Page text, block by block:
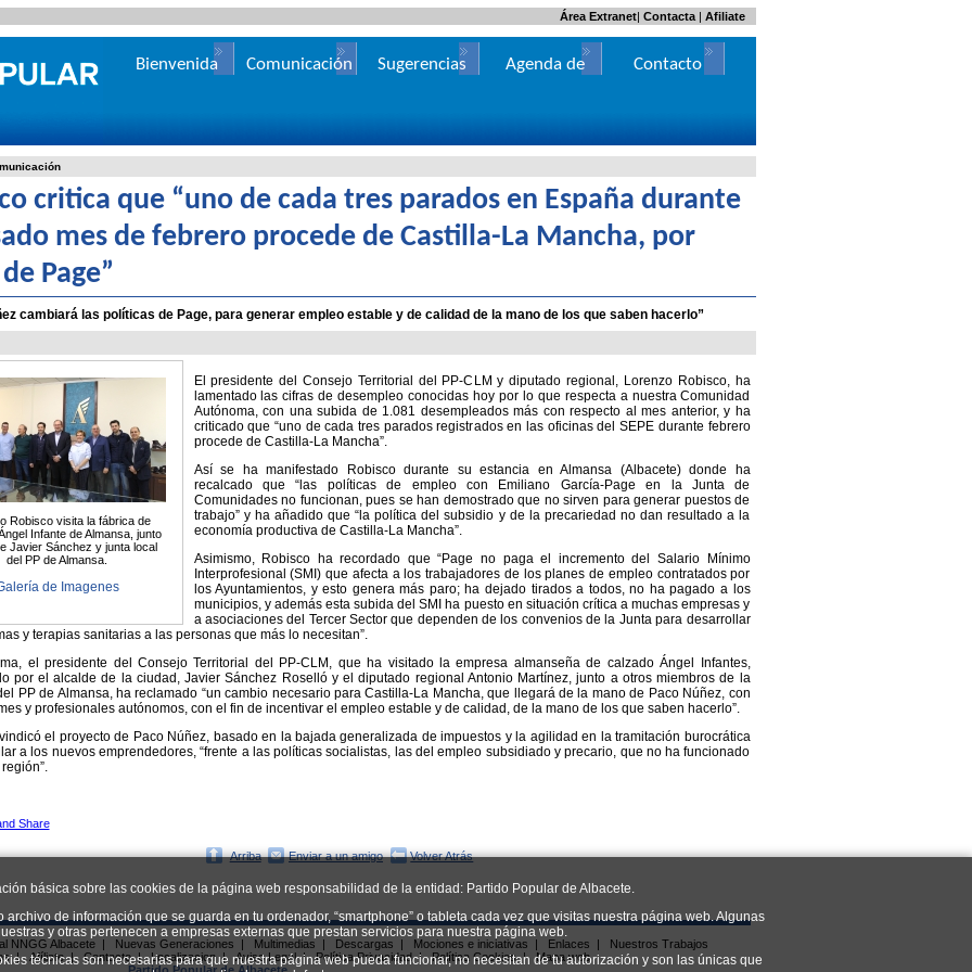
básica sobre las cookies de la página web responsabilidad de la entidad: Partido Popular de Albacete.
de información que se guarda en tu ordenador, “smartphone” o tableta cada vez que visitas nuestra página web. Algunas
y otras pertenecen a empresas externas que prestan servicios para nuestra página web.
técnicas son necesarias para que nuestra página web pueda funcionar, no necesitan de tu autorización y son las únicas que
critica que “uno de cada tres parados en España durante
mes de febrero procede de Castilla-La Mancha, por
Page”
cambiará las políticas de Page, para generar empleo estable y de calidad de la mano de los que saben hacerlo”
Robisco visita la fábrica de
Infante de Almansa, junto
Javier Sánchez y junta local
del PP de Almansa.
de Imagenes
El presidente del Consejo Territorial del PP-CLM y diputado regional, Lorenzo Robisco, ha
lamentado las cifras de desempleo conocidas hoy por lo que respecta a nuestra Comunidad
Autónoma, con una subida de 1.081 desempleados más con respecto al mes anterior, y ha
criticado que “uno de cada tres parados registrados en las oficinas del SEPE durante febrero
procede de Castilla-La Mancha”.
Así se ha manifestado Robisco durante su estancia en Almansa (Albacete) donde ha
recalcado que “las políticas de empleo con Emiliano García-Page en la Junta de
Comunidades no funcionan, pues se han demostrado que no sirven para generar puestos de
trabajo” y ha añadido que “la política del subsidio y de la precariedad no dan resultado a la
economía productiva de Castilla-La Mancha”.
Asimismo, Robisco ha recordado que “Page no paga el incremento del Salario Mínimo
Interprofesional (SMI) que afecta a los trabajadores de los planes de empleo contratados por
los Ayuntamientos, y esto genera más paro; ha dejado tirados a todos, no ha pagado a los
municipios, y además esta subida del SMI ha puesto en situación crítica a muchas empresas y
a asociaciones del Tercer Sector que dependen de los convenios de la Junta para desarrollar
y terapias sanitarias a las personas que más lo necesitan”.
el presidente del Consejo Territorial del PP-CLM, que ha visitado la empresa almanseña de calzado Ángel Infantes,
por el alcalde de la ciudad, Javier Sánchez Roselló y el diputado regional Antonio Martínez, junto a otros miembros de la
PP de Almansa, ha reclamado “un cambio necesario para Castilla-La Mancha, que llegará de la mano de Paco Núñez, con
y profesionales autónomos, con el fin de incentivar el empleo estable y de calidad, de la mano de los que saben hacerlo”.
el proyecto de Paco Núñez, basado en la bajada generalizada de impuestos y la agilidad en la tramitación burocrática
a los nuevos emprendedores, “frente a las políticas socialistas, las del empleo subsidiado y precario, que no ha funcionado
Arriba Enviar a un amigo Volver Atrás
| Contacta| Afiliate
Área Extranet
Bienvenida Comunicación Sugerencias
Agenda de
Contacto
NNGG Albacete | Nuevas Generaciones | Multimedias | Descargas | Mociones e iniciativas | Enlaces |
Nuestros Trabajos
| Afíliate | Contacto | Localizacion | Aviso Legal | Política Privacidad | Política Cookies |
Mapa web